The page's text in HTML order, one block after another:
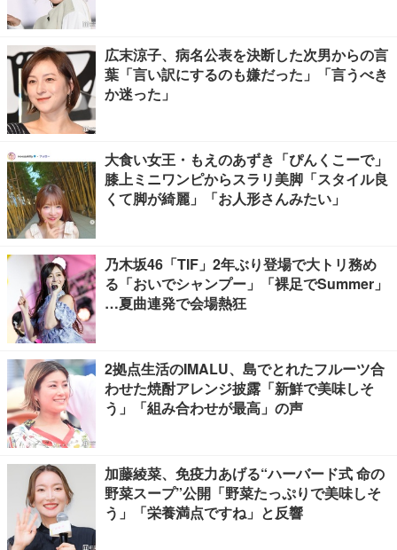
広末涼子、病名公表を決断した次男からの言
葉「言い訳にするのも嫌だった」「言うべき
か迷った」
大食い女王・もえのあずき「ぴんくこーで」
膝上ミニワンピからスラリ美脚「スタイル良
くて脚が綺麗」「お人形さんみたい」
乃木坂46「TIF」2年ぶり登場で大トリ務め
る「おいでシャンプー」「裸足でSummer」
…夏曲連発で会場熱狂
2拠点生活のIMALU、島でとれたフルーツ合
わせた焼酎アレンジ披露「新鮮で美味しそ
う」「組み合わせが最高」の声
加藤綾菜、免疫力あげる“ハーバード式 命の
野菜スープ”公開「野菜たっぷりで美味しそ
う」「栄養満点ですね」と反響